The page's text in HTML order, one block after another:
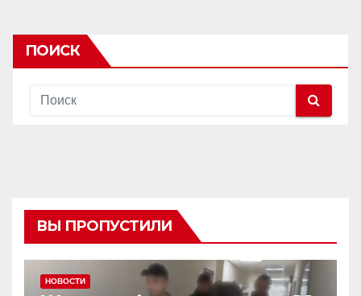
ПОИСК
ВЫ ПРОПУСТИЛИ
НОВОСТИ